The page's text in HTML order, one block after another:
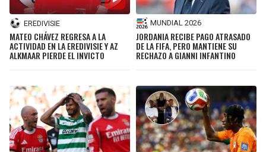
EREDIVISIE
MATEO CHÁVEZ REGRESA A LA
ACTIVIDAD EN LA EREDIVISIE Y AZ
ALKMAAR PIERDE EL INVICTO
MUNDIAL 2026
JORDANIA RECIBE PAGO ATRASADO
DE LA FIFA, PERO MANTIENE SU
RECHAZO A GIANNI INFANTINO